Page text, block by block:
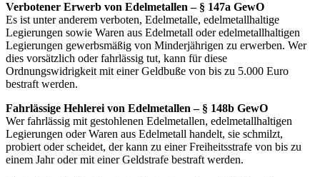
Verbotener Erwerb von Edelmetallen – § 147a GewO
Es ist unter anderem verboten, Edelmetalle, edelmetallhaltige
Legierungen sowie Waren aus Edelmetall oder edelmetallhaltigen
Legierungen gewerbsmäßig von Minderjährigen zu erwerben. Wer
dies vorsätzlich oder fahrlässig tut, kann für diese
Ordnungswidrigkeit mit einer Geldbuße von bis zu 5.000 Euro
bestraft werden.
Fahrlässige Hehlerei von Edelmetallen – § 148b GewO
Wer fahrlässig mit gestohlenen Edelmetallen, edelmetallhaltigen
Legierungen oder Waren aus Edelmetall handelt, sie schmilzt,
probiert oder scheidet, der kann zu einer Freiheitsstrafe von bis zu
einem Jahr oder mit einer Geldstrafe bestraft werden.